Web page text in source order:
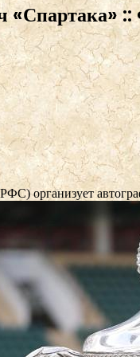
«Спартака»
организует